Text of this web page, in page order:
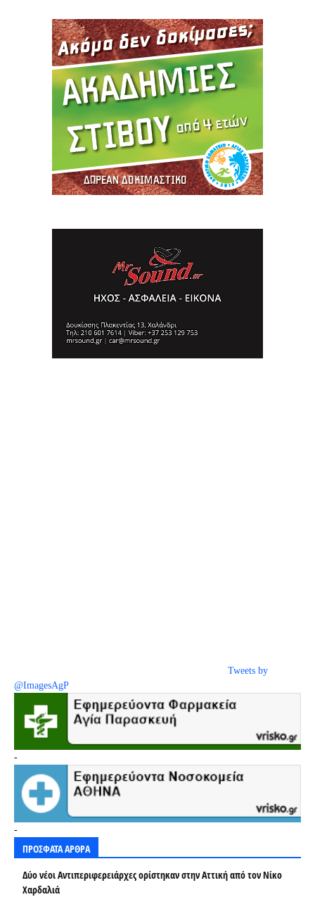
Tweets by
@ImagesAgP
-
-
ΠΡΟΣΦΑΤΑ ΑΡΘΡΑ
Δύο νέοι Αντιπεριφερειάρχες ορίστηκαν στην Αττική από τον Νίκο
Χαρδαλιά